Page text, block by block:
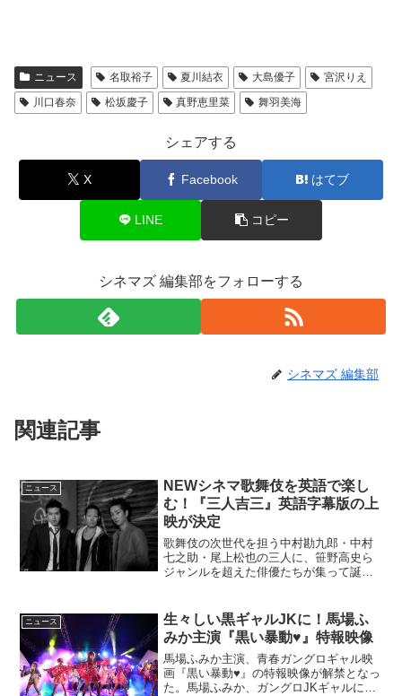
ニュース 名取裕子 夏川結衣 大島優子
宮沢りえ
川口春奈
松坂慶子 真野恵里菜 舞羽美海
シェアする
X Facebook はてブ
LINE コピー
シネマズ 編集部をフォローする
シネマズ 編集部
関連記事
ニュース
NEWシネマ歌舞伎を英語で楽し
む！『三人吉三』英語字幕版の上
映が決定
歌舞伎の次世代を担う中村勘九郎・中村
七之助・尾上松也の三人に、笹野高史ら
ジャンルを超えた俳優たちが集って誕生
フェイム”を受賞したヨーロッパ三大演劇
祭の一つ”シビウ...
ニュース
生々しい黒ギャルJKに！馬場ふ
みか主演『黒い暴動♥』特報映像
馬場ふみか主演、青春ガングロギャル映
画『黒い暴動♥』の特報映像が解禁となっ
た。馬場ふみか、ガングロJKギャルに！